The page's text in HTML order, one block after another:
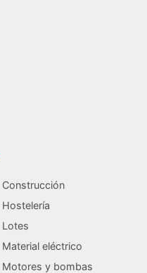
Construcción
Hostelería
Lotes
Material eléctrico
Motores y bombas